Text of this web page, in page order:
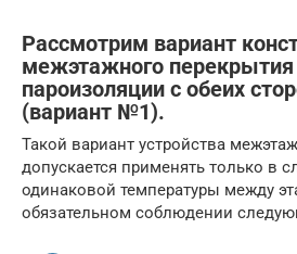
Рассмотрим вариант
межэтажного
пароизоляции с обеих
(вариант №1).
Такой вариант устройства
допускается применять только в
одинаковой температуры между
обязательном соблюдении